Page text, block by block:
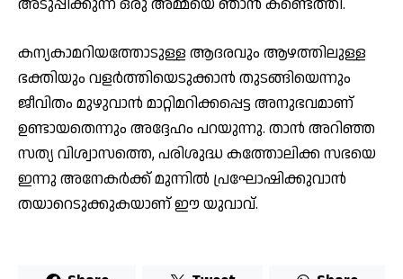
കന്യകാമറിയത്തോടുള്ള ആദരവും ആഴത്തിലുള്ള
ഭക്തിയും വളർത്തിയെടുക്കാൻ തുടങ്ങിയെന്നും
ജീവിതം മുഴുവാന്‍ മാറ്റിമറിക്കപ്പെട്ട അനുഭവമാണ്
ഉണ്ടായതെന്നും അദ്ദേഹം പറയുന്നു. താന്‍ അറിഞ്ഞ
സത്യ വിശ്വാസത്തെ, പരിശുദ്ധ കത്തോലിക്ക സഭയെ
ഇന്നു അനേകര്‍ക്ക് മുന്നില്‍ പ്രഘോഷിക്കുവാന്‍
തയാറെടുക്കുകയാണ് ഈ യുവാവ്.